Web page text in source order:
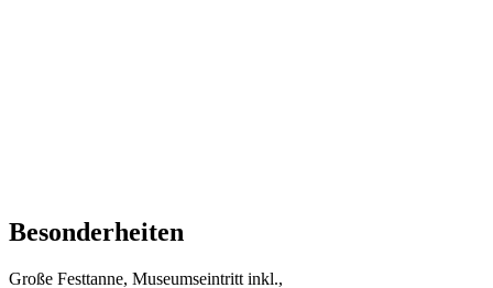
Besonderheiten
Große Festtanne, Museumseintritt inkl.,